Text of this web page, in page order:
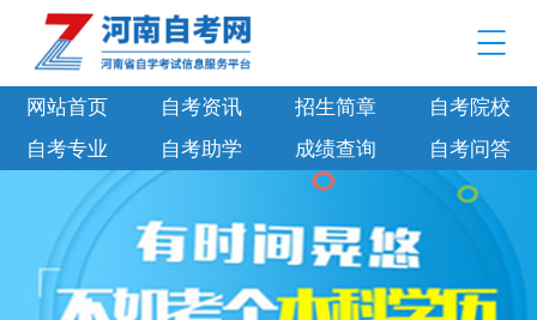
网站首页 自考资讯 招生简章
自考院校
自考专业
自考助学 成绩查询 自考问答